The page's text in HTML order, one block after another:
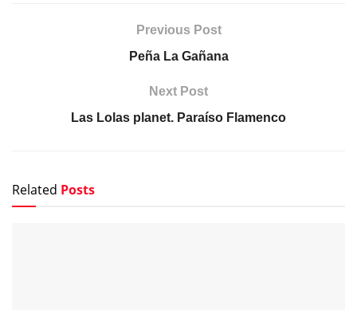
Previous Post
Peña La Gañana
Next Post
Las Lolas planet. Paraíso Flamenco
Related Posts